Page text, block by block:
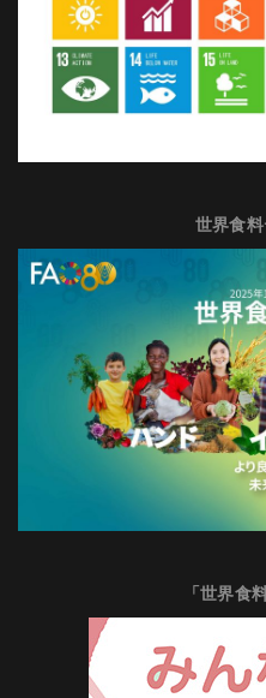
世界食
「世界食